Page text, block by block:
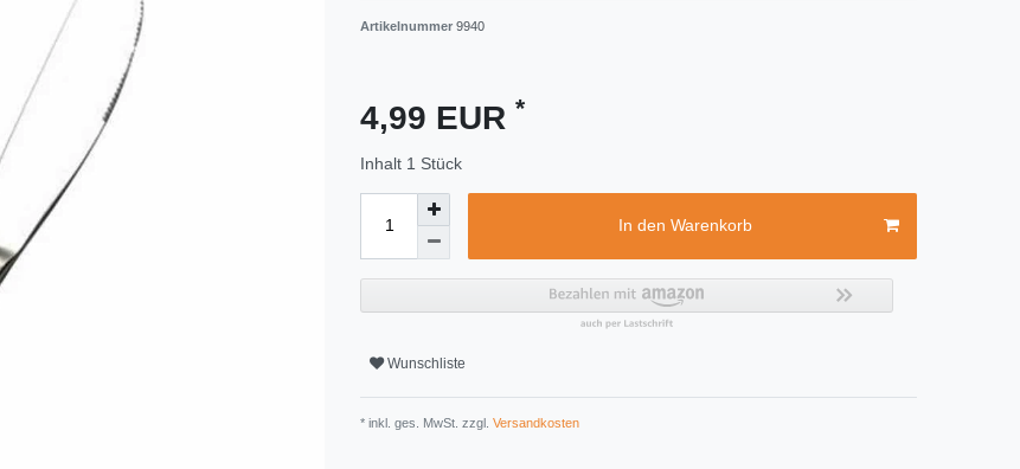
Artikelnummer 9940
4,99 EUR *
Inhalt 1 Stück
In den Warenkorb
Wunschliste
* inkl. ges. MwSt. zzgl. Versandkosten